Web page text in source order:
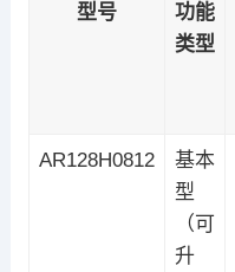
型号
功能
类型
AR128H0812
基本
型
（可
升